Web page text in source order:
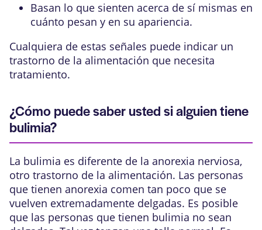
Basan lo que sienten acerca de sí mismas en
cuánto pesan y en su apariencia.
Cualquiera de estas señales puede indicar un
trastorno de la alimentación que necesita
tratamiento.
¿Cómo puede saber usted si alguien tiene
bulimia?
La bulimia es diferente de la anorexia nerviosa,
otro trastorno de la alimentación. Las personas
que tienen anorexia comen tan poco que se
vuelven extremadamente delgadas. Es posible
que las personas que tienen bulimia no sean